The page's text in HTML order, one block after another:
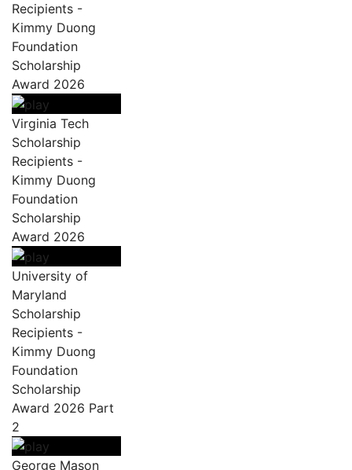
Recipients -
Kimmy Duong
Foundation
Scholarship
Award 2026
Virginia Tech
Scholarship
Recipients -
Kimmy Duong
Foundation
Scholarship
Award 2026
University of
Maryland
Scholarship
Recipients -
Kimmy Duong
Foundation
Scholarship
Award 2026 Part
2
George Mason